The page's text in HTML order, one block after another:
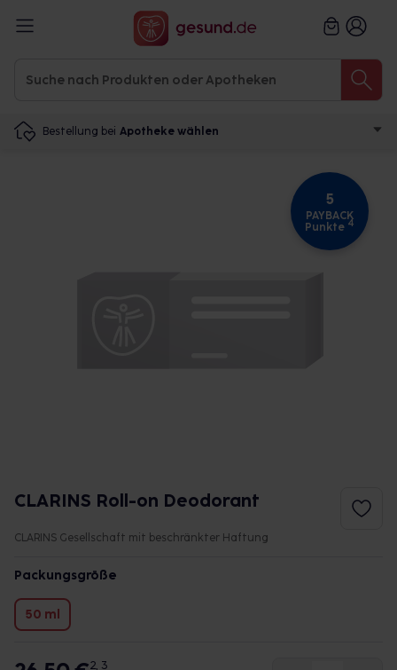
Bestellung bei Apotheke wählen
5
PAYBACK
Punkte 4
CLARINS Roll-on Deodorant
CLARINS Gesellschaft mit beschränkter Haftung
Packungsgröße
50 ml
2, 3